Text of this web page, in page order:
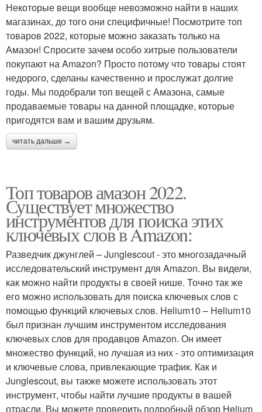
Некоторые вещи вообще невозможно найти в наших
магазинах, до того они специфичные! Посмотрите топ
товаров 2022, которые можно заказать только на
Амазон! Спросите зачем особо хитрые пользователи
покупают на Amazon? Просто потому что товары стоят
недорого, сделаны качественно и прослужат долгие
годы. Мы подобрали топ вещей с Амазона, самые
продаваемые товары на данной площадке, которые
пригодятся вам и вашим друзьям.
читать дальше →
Топ товаров амазон 2022.
Существует множество
инструментов для поиска этих
ключевых слов в Amazon:
Разведчик джунглей – Junglescout - это многозадачный
исследовательский инструмент для Amazon. Вы видели,
как можно найти продукты в своей нише. Точно так же
его можно использовать для поиска ключевых слов с
помощью функций ключевых слов. Helium10 – Helium10
был признан лучшим инструментом исследования
ключевых слов для продавцов Amazon. Он имеет
множество функций, но лучшая из них - это оптимизация
и ключевые слова, привлекающие трафик. Как и
Junglescout, вы также можете использовать этот
инструмент, чтобы найти лучшие продукты в вашей
отрасли. Вы можете проверить подробный обзор Helium